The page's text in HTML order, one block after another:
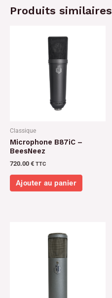
Produits similaires
Classique
Microphone B87iC –
BeesNeez
720.00 € TTC
Ajouter au panier